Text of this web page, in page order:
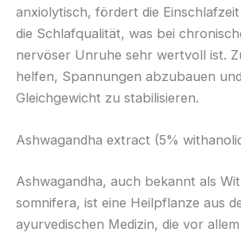
anxiolytisch, fördert die
die Schlafqualität, was bei
nervöser Unruhe sehr wertvoll ist.
helfen, Spannungen abzubauen
Gleichgewicht zu stabilisieren.
Ashwagandha extract (5%
Ashwagandha, auch bekannt als
somnifera, ist eine Heilpflanze aus
ayurvedischen Medizin, die vor